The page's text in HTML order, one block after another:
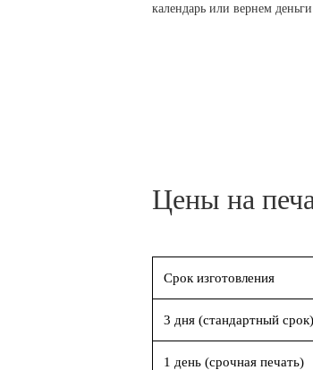
календарь или вернем деньги
Цены на
Срок изготовления
3 дня (стандартный срок)
1 день (срочная печать)